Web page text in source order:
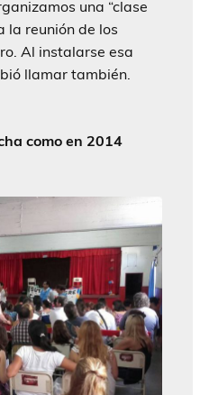
una “clase
la reunión de los
Al instalarse esa
llamar también.
como en 2014